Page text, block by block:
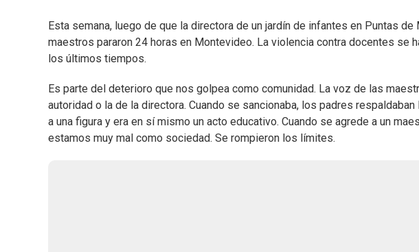
Esta semana, luego de que la directora de un jardín de infantes en Puntas
maestros pararon 24 horas en Montevideo. La violencia contra docentes se
los últimos tiempos.
Es parte del deterioro que nos golpea como comunidad. La voz de las
autoridad o la de la directora. Cuando se sancionaba, los padres
a una figura y era en sí mismo un acto educativo. Cuando se agrede a un
estamos muy mal como sociedad. Se rompieron los límites.